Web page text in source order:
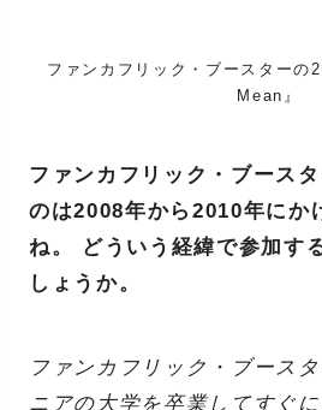
ファンカフリック・ブースターの
Mean』
ファンカフリック・ブース
のは2008年から2010年にか
ね。 どういう経緯で参加す
しょうか。
ファンカフリック・ブース
ニアの大学を卒業してすぐ